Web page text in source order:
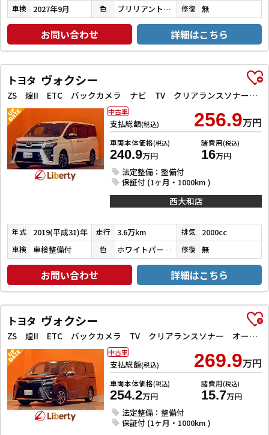
車検 2027年9月 色 ブリリアントホワイトパール３コートパール 修復 無
お問い合わせ 詳細はこちら
トヨタ ヴォクシー
ZS 煌II ETC バックカメラ ナビ TV クリアランスソナー オートクルーズコントロール レーンアシスト 衝突被害軽減システム 両側電動スライドドア オートマチックハイビーム オートライト
支払総額(税込) 256.9万円
車両本体価格(税込)
240.9万円
諸費用(税込)
16万円
法定整備：整備付
保証付 (1ヶ月・1000km )
中古車
西大和店
年式 2019(平成31)年 走行 3.6万km 排気 2000cc
車検 車検整備付 色 ホワイトパールクリスタルシャイン 修復 無
お問い合わせ 詳細はこちら
トヨタ ヴォクシー
ZS 煌II ETC バックカメラ TV クリアランスソナー オートクルーズコントロール レーンアシスト 衝突被害軽減システム 両側電動スライドドア オートマチックハイビーム オートライト LEDヘッドランプ
支払総額(税込) 269.9万円
車両本体価格(税込)
254.2万円
諸費用(税込)
15.7万円
法定整備：整備付
保証付 (1ヶ月・1000km )
中古車